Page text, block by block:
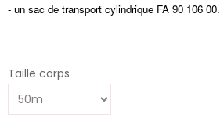
- un sac de transport cylindrique FA 90 106 00.
Taille corps